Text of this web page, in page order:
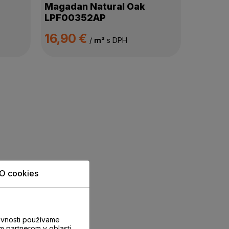
Magadan Natural Oak
LPF00352AP
16,90 € / m² s DPH
O cookies
používame